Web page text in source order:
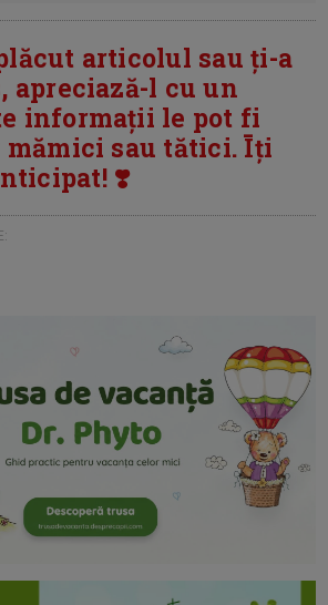
articolul sau ți-a
apreciază-l cu un
informații le pot fi
sau tătici. Īți
❣️